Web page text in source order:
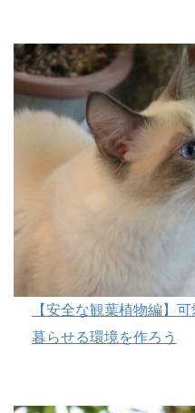
【安全な観葉植物編】
暮らせる環境を作ろう